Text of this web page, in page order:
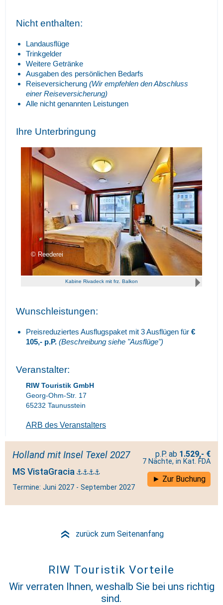
Nicht enthalten:
Landausflüge
Trinkgelder
Weitere Getränke
Ausgaben des persönlichen Bedarfs
Reiseversicherung (Wir empfehlen den Abschluss
einer Reiseversicherung)
Alle nicht genannten Leistungen
Ihre Unterbringung
Reederei
Kabine Rivadeck mit frz. Balkon
Wunschleistungen:
Preisreduziertes Ausflugspaket mit 3 Ausflügen für €
105,- p.P. (Beschreibung siehe "Ausflüge")
Veranstalter:
RIW Touristik GmbH
Georg-Ohm-Str. 17
65232 Taunusstein
ARB des Veranstalters
Holland mit Insel Texel 2027
MS VistaGracia
Termine: Juni 2027 - September 2027
1.529,- €
7 Nächte, in Kat. FDA
Zur Buchung
» zurück zum Seitenanfang
RIW Touristik Vorteile
Wir verraten Ihnen, weshalb Sie bei uns richtig
sind.